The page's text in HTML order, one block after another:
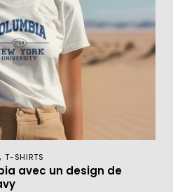
,T-SHIRTS
avec un design de